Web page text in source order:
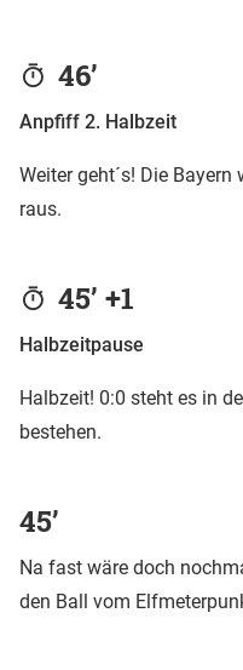
46’
Anpfiff 2. Halbzeit
Weiter geht´s! Die
raus.
45’ +1
Halbzeitpause
Halbzeit! 0:0 steht es in
bestehen.
45’
Na fast wäre doch
den Ball vom